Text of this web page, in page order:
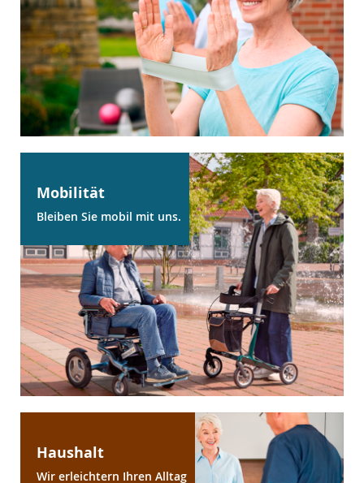
Mobilität
Bleiben Sie mobil mit uns.
Haushalt
Wir erleichtern Ihren Alltag